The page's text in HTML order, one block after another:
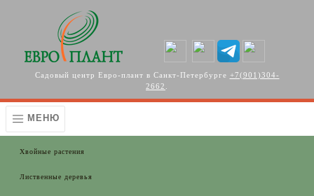
Перейти к основному содержанию
Садовый центр Евро-плант в Санкт-Петербурге +7(901)304-
2662
МЕНЮ
Хвойные растения
Лиственные деревья